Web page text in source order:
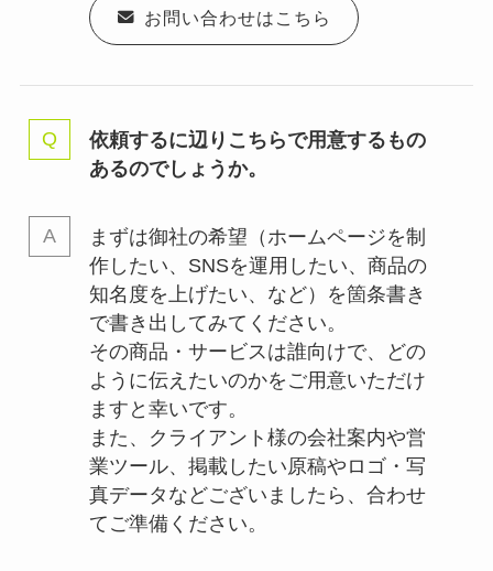
お問い合わせはこちら
依頼するに辺りこちらで用意するもの
あるのでしょうか。
まずは御社の希望（ホームページを制
作したい、SNSを運用したい、商品の
知名度を上げたい、など）を箇条書き
で書き出してみてください。
その商品・サービスは誰向けで、どの
ように伝えたいのかをご用意いただけ
ますと幸いです。
また、クライアント様の会社案内や営
業ツール、掲載したい原稿やロゴ・写
真データなどございましたら、合わせ
てご準備ください。